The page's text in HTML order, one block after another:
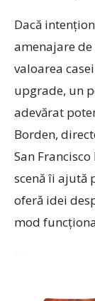
Dacă
amenajare
valoarea
upgrade, un
adevărat
Borden,
San
scenă îi ajută
oferă idei
mod